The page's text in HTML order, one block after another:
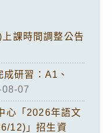
課時間調整公告
研習：A1、
07
心「2026年語文
12)」招生資